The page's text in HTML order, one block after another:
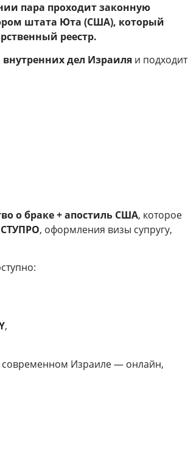
пара проходит законную
штата Юта (США), который
реестр.
дел Израиля и подходит
о браке + апостиль США, которое
СТУПРО, оформления визы супругу,
,
Израиле — онлайн,